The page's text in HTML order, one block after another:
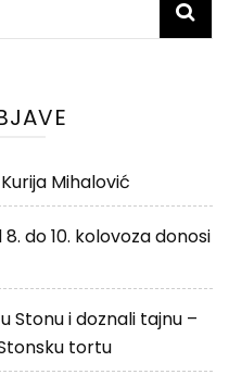
Mihalović
do 10. kolovoza donosi
Stonu i doznali tajnu –
tortu